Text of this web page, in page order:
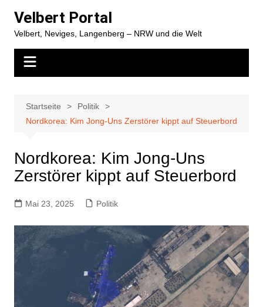
Inhalt
springen
Velbert Portal
Velbert, Neviges, Langenberg – NRW und die Welt
Startseite
Politik
Nordkorea: Kim Jong-Uns Zerstörer kippt auf Steuerbord
Nordkorea: Kim Jong-Uns
Zerstörer kippt auf Steuerbord
Mai 23, 2025 Politik